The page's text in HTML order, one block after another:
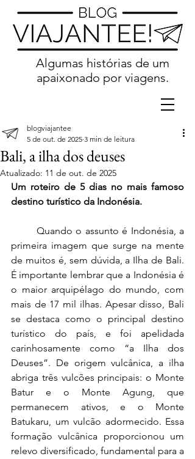
Algumas histórias de um
apaixonado por viagens.
Bali, a ilha dos deuses
blogviajantee
5 de out. de 2025 3 min de leitura
Atualizado: 11 de out. de 2025
Um roteiro de 5 dias no mais famoso
destino turístico da Indonésia.
primeira imagem que surge na mente
de muitos é, sem dúvida, a Ilha de Bali.
É importante lembrar que a Indonésia é
o maior arquipélago do mundo, com
mais de 17 mil ilhas. Apesar disso, Bali
se destaca como o principal destino
turístico do país, e foi apelidada
carinhosamente como “a Ilha dos
Deuses”. De origem vulcânica, a ilha
abriga três vulcões principais: o Monte
Batur e o Monte Agung, que
permanecem ativos, e o Monte
Batukaru, um vulcão adormecido. Essa
formação vulcânica proporcionou um
relevo diversificado, fundamental para a